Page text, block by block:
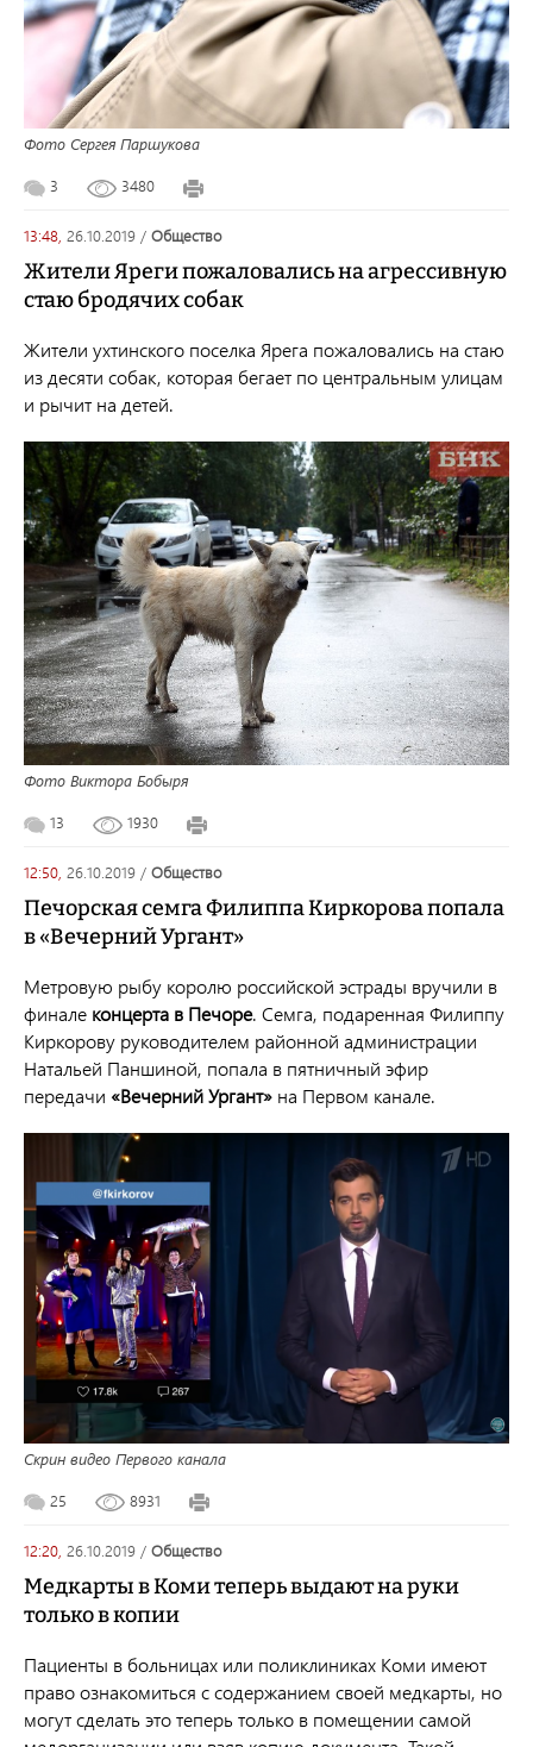
Фото Сергея Паршукова
3 3480
13:48, 26.10.2019 / общество
Жители Яреги пожаловались на агрессивную
стаю бродячих собак
Жители ухтинского поселка Ярега пожаловались на стаю
из десяти собак, которая бегает по центральным улицам
и рычит на детей.
Фото Виктора Бобыря
13 1930
12:50, 26.10.2019 / общество
Печорская семга Филиппа Киркорова попала
в «Вечерний Ургант»
Метровую рыбу королю российской эстрады вручили в
финале концерта в Печоре. Семга, подаренная Филиппу
Киркорову руководителем районной администрации
Натальей Паншиной, попала в пятничный эфир
передачи «Вечерний Ургант» на Первом канале.
Скрин видео Первого канала
25 8931
12:20, 26.10.2019 / общество
Медкарты в Коми теперь выдают на руки
только в копии
Пациенты в больницах или поликлиниках Коми имеют
право ознакомиться с содержанием своей медкарты, но
могут сделать это теперь только в помещении самой